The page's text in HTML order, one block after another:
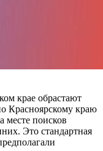
крае обрастают
Красноярскому краю
поисков
Это стандартная